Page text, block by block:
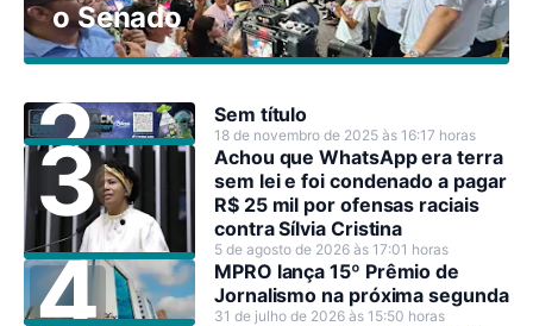
o Senado
Sem título
18 de novembro de 2025 às 16:17 horas
Achou que WhatsApp era terra
sem lei e foi condenado a pagar
R$ 25 mil por ofensas raciais
contra Sílvia Cristina
5 de agosto de 2026 às 17:01 horas
MPRO lança 15º Prêmio de
Jornalismo na próxima segunda
31 de julho de 2026 às 15:50 horas